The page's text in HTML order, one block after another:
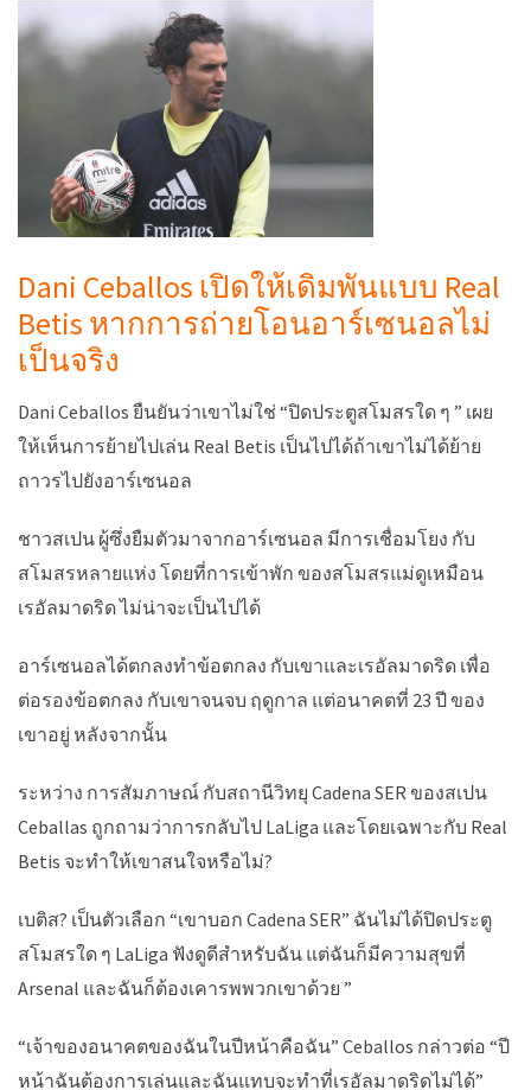
Dani Ceballos เปิดให้เดิมพันแบบ Real
Betis หากการถ่ายโอนอาร์เซนอลไม่
เป็นจริง
Dani Ceballos ยืนยันว่าเขาไม่ใช่ “ปิดประตูสโมสรใด ๆ ” เผย
ให้เห็นการย้ายไปเล่น Real Betis เป็นไปได้ถ้าเขาไม่ได้ย้าย
ถาวรไปยังอาร์เซนอล
ชาวสเปน ผู้ซึ่งยืมตัวมาจากอาร์เซนอล มีการเชื่อมโยง กับ
สโมสรหลายแห่ง โดยที่การเข้าพัก ของสโมสรแม่ดูเหมือน
เรอัลมาดริด ไม่น่าจะเป็นไปได้
อาร์เซนอลได้ตกลงทำข้อตกลง กับเขาและเรอัลมาดริด เพื่อ
ต่อรองข้อตกลง กับเขาจนจบ ฤดูกาล แต่อนาคตที่ 23 ปี ของ
เขาอยู่ หลังจากนั้น
ระหว่าง การสัมภาษณ์ กับสถานีวิทยุ Cadena SER ของสเปน
Ceballas ถูกถามว่าการกลับไป LaLiga และโดยเฉพาะกับ Real
Betis จะทำให้เขาสนใจหรือไม่?
เบติส? เป็นตัวเลือก “เขาบอก Cadena SER” ฉันไม่ได้ปิดประตู
สโมสรใด ๆ LaLiga ฟังดูดีสำหรับฉัน แต่ฉันก็มีความสุขที่
Arsenal และฉันก็ต้องเคารพพวกเขาด้วย ”
“เจ้าของอนาคตของฉันในปีหน้าคือฉัน” Ceballos กล่าวต่อ “ปี
หน้าฉันต้องการเล่นและฉันแทบจะทำที่เรอัลมาดริดไม่ได้”